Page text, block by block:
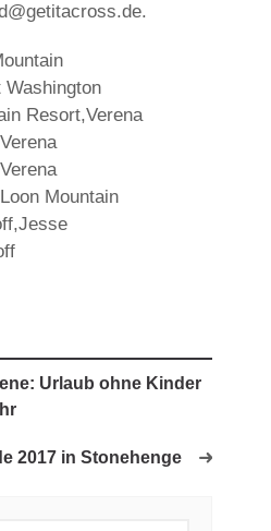
Washington
Resort,Verena
Mountain
Urlaub ohne Kinder
2017 in Stonehenge